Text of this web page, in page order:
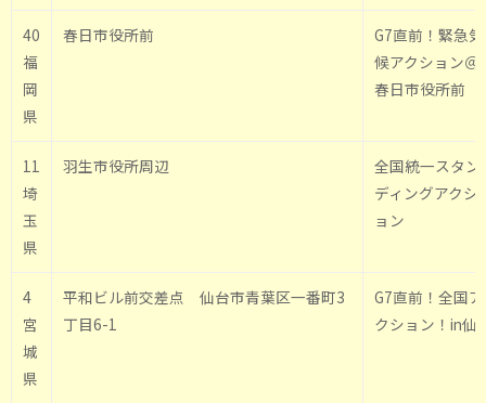
40
福
岡
県
春日市役所前
G7直前！緊急気
候アクション＠
春日市役所前
11
埼
玉
県
羽生市役所周辺
全国統一スタン
ディングアクシ
ョン
4
宮
城
県
平和ビル前交差点 仙台市青葉区一番町3
丁目6-1
G7直前！全国ア
クション！in仙